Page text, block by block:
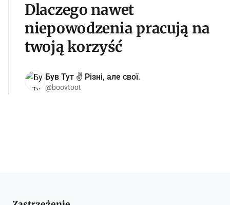
Dlaczego nawet
niepowodzenia pracują na
twoją korzyść
Був Тут ✌️ Різні, але свої.
@boovtoot